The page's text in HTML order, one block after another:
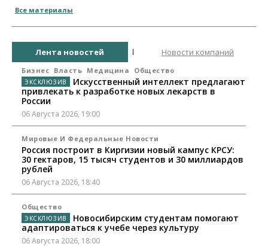
Все материалы
Лента новостей Новости компаний
Бизнес Власть Медицина Общество
Искусственный интеллект предлагают
привлекать к разработке новых лекарств в
России
06 Августа 2026, 19:00
Мировые И Федеральные Новости
Россия построит в Киргизии новый кампус КРСУ:
30 гектаров, 15 тысяч студентов и 30 миллиардов
рублей
06 Августа 2026, 18:40
Общество
Новосибирским студентам помогают
адаптироваться к учебе через культуру
06 Августа 2026, 18:00